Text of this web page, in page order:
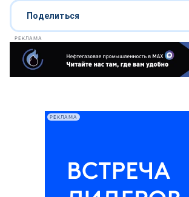
Поделиться
РЕКЛАМА
РЕКЛАМА